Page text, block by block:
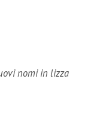
nomi in lizza